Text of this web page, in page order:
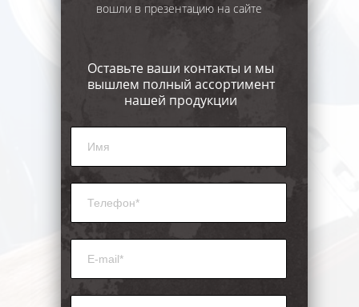
вошли в презентацию на сайте
Оставьте ваши контакты и мы
вышлем полный ассортимент
нашей продукции